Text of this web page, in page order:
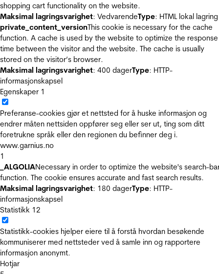
shopping cart functionality on the website.
Maksimal lagringsvarighet: VedvarendeType: HTML lokal lagring
private_content_versionThis cookie is necessary for the cache
function. A cache is used by the website to optimize the response
time between the visitor and the website. The cache is usually
stored on the visitor’s browser.
Maksimal lagringsvarighet: 400 dagerType: HTTP-
informasjonskapsel
Egenskaper 1
Preferanse-cookies gjør et nettsted for å huske informasjon og
endrer måten nettsiden oppfører seg eller ser ut, ting som ditt
foretrukne språk eller den regionen du befinner deg i.
www.garnius.no
1
_ALGOLIANecessary in order to optimize the website's search-
function. The cookie ensures accurate and fast search results.
Maksimal lagringsvarighet: 180 dagerType: HTTP-
informasjonskapsel
Statistikk 12
Statistikk-cookies hjelper eiere til å forstå hvordan besøkende
kommuniserer med nettsteder ved å samle inn og rapportere
informasjon anonymt.
Hotjar